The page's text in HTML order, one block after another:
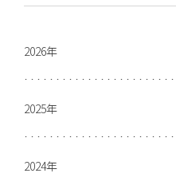
2026年
2025年
2024年